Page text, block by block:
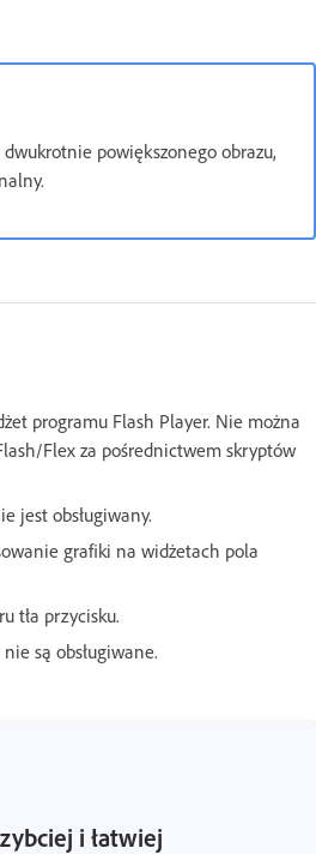
powiększonego obrazu,
programu Flash Player. Nie można
Flex za pośrednictwem skryptów
jest obsługiwany.
grafiki na widżetach pola
tła przycisku.
są obsługiwane.
i łatwiej